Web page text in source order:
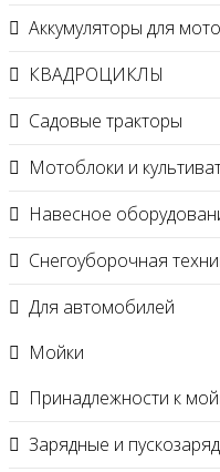
Аккумуляторы для
КВАДРОЦИКЛЫ
Садовые тракторы
Мотоблоки и
Навесное
Снегоуборочная
Для автомобилей
Мойки
Принадлежности к
Зарядные и